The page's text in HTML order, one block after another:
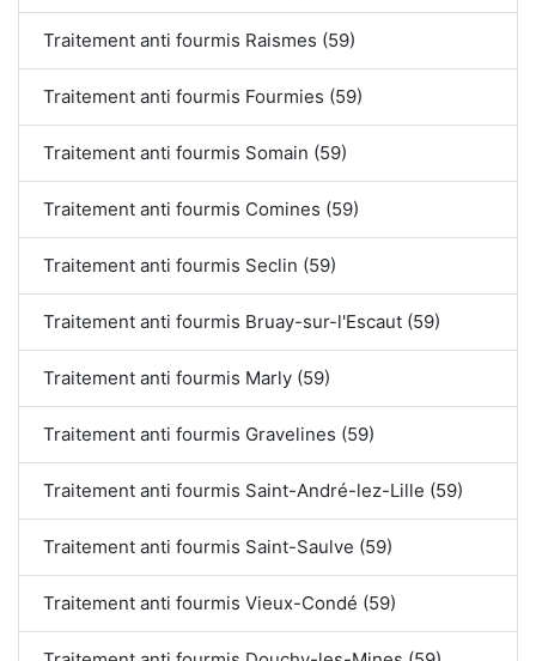
Traitement anti fourmis Raismes (59)
Traitement anti fourmis Fourmies (59)
Traitement anti fourmis Somain (59)
Traitement anti fourmis Comines (59)
Traitement anti fourmis Seclin (59)
Traitement anti fourmis Bruay-sur-l'Escaut (59)
Traitement anti fourmis Marly (59)
Traitement anti fourmis Gravelines (59)
Traitement anti fourmis Saint-André-lez-Lille (59)
Traitement anti fourmis Saint-Saulve (59)
Traitement anti fourmis Vieux-Condé (59)